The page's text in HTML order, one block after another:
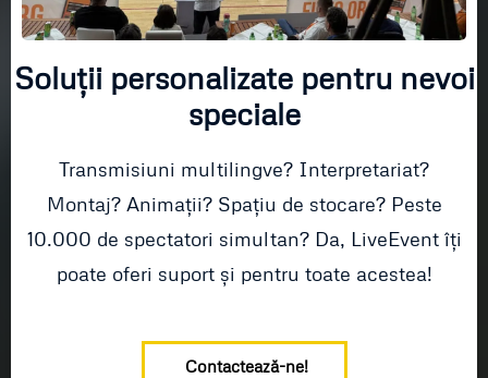
Soluții personalizate pentru nevoi
speciale
Transmisiuni multilingve? Interpretariat?
Montaj? Animații? Spațiu de stocare? Peste
10.000 de spectatori simultan? Da, LiveEvent îți
poate oferi suport și pentru toate acestea!
Contactează-ne!